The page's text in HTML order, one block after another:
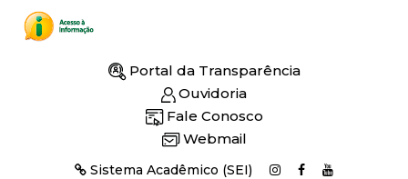
Portal da Transparência
Ouvidoria
Fale Conosco
Webmail
Sistema Acadêmico (SEI)